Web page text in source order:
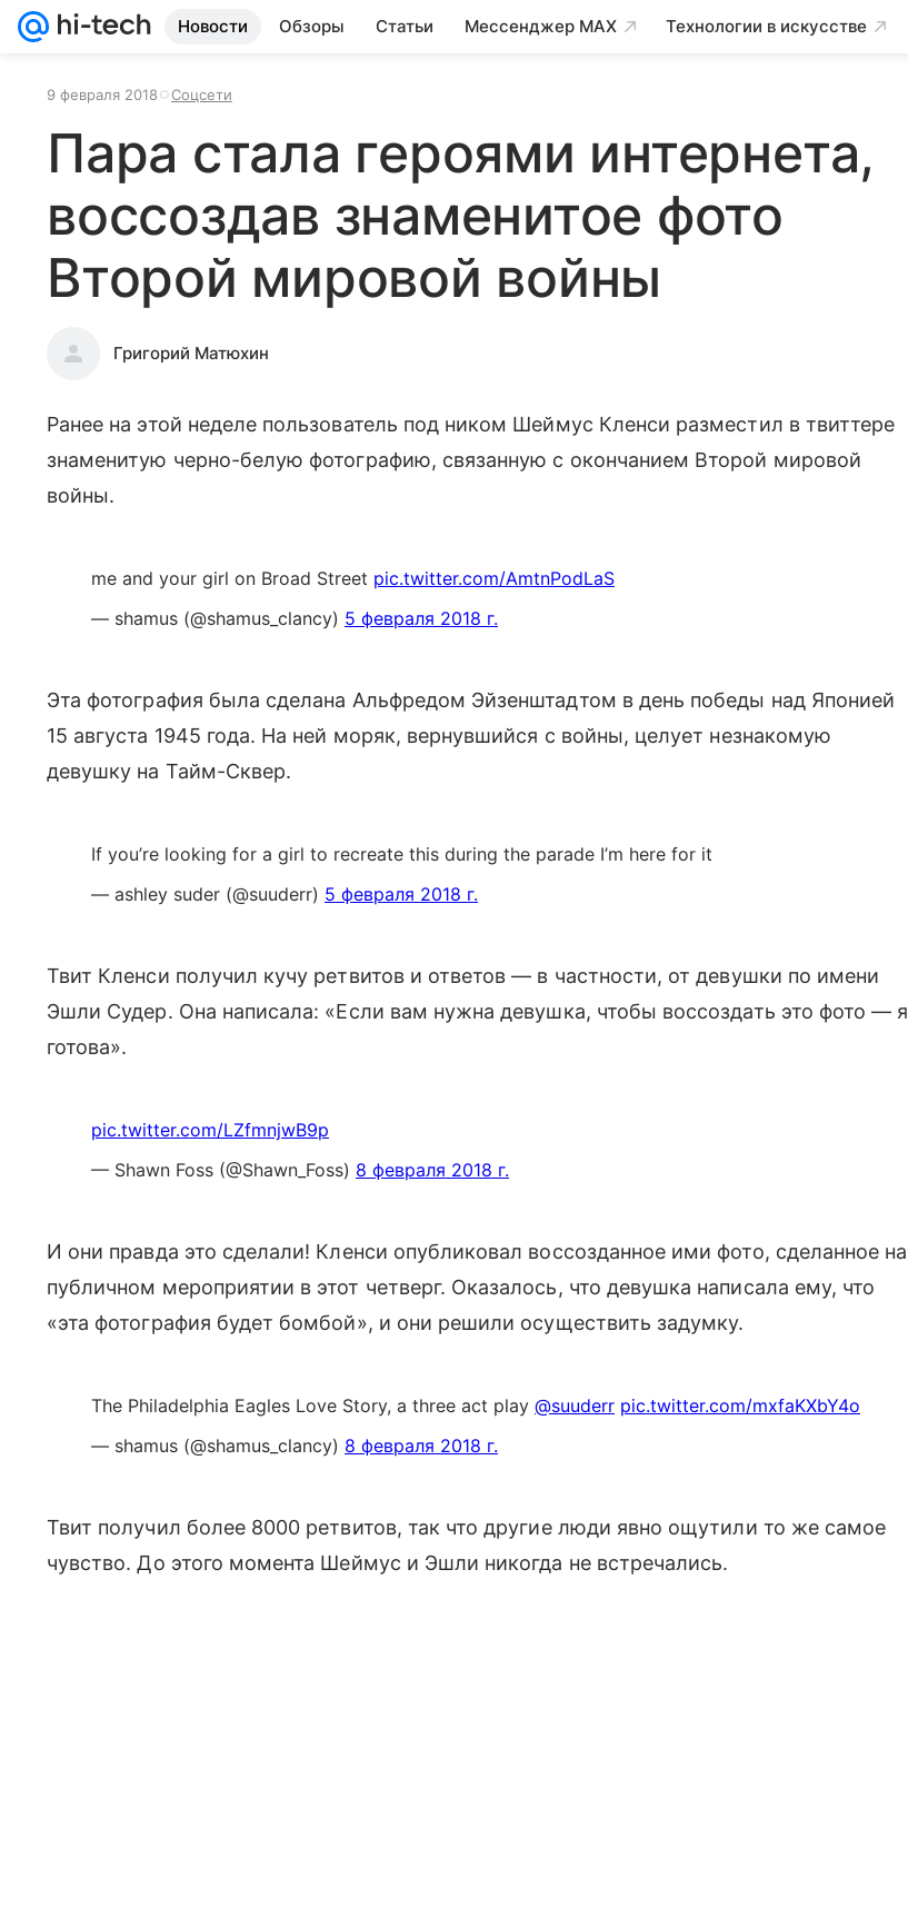
Новости Обзоры Статьи Мессенджер MAX Технологии в искусстве
9 февраля 2018 Соцсети
Пара стала героями интернета,
воссоздав знаменитое фото
Второй мировой войны
Григорий Матюхин
Ранее на этой неделе пользователь под ником Шеймус Кленси разместил в твиттере
знаменитую черно-белую фотографию, связанную с окончанием Второй мировой
войны.
me and your girl on Broad Street pic.twitter.com/AmtnPodLaS
— shamus (@shamus_clancy) 5 февраля 2018 г.
Эта фотография была сделана Альфредом Эйзенштадтом в день победы над Японией
15 августа 1945 года. На ней моряк, вернувшийся с войны, целует незнакомую
девушку на Тайм-Сквер.
If you’re looking for a girl to recreate this during the parade I’m here for it
— ashley suder (@suuderr) 5 февраля 2018 г.
Твит Кленси получил кучу ретвитов и ответов — в частности, от девушки по имени
Эшли Судер. Она написала: «Если вам нужна девушка, чтобы воссоздать это фото — я
готова».
pic.twitter.com/LZfmnjwB9p
— Shawn Foss (@Shawn_Foss) 8 февраля 2018 г.
И они правда это сделали! Кленси опубликовал воссозданное ими фото, сделанное на
публичном мероприятии в этот четверг. Оказалось, что девушка написала ему, что
«эта фотография будет бомбой», и они решили осуществить задумку.
The Philadelphia Eagles Love Story, a three act play @suuderr pic.twitter.com/mxfaKXbY4o
— shamus (@shamus_clancy) 8 февраля 2018 г.
Твит получил более 8000 ретвитов, так что другие люди явно ощутили то же самое
чувство. До этого момента Шеймус и Эшли никогда не встречались.